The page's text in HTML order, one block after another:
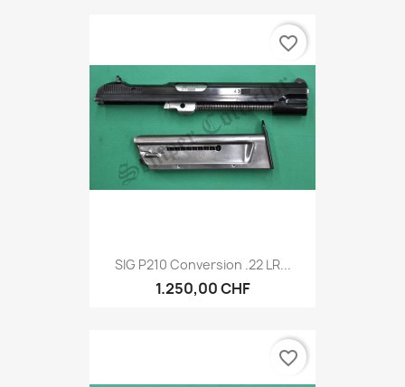
SIG P210 Conversion .22 LR...
1.250,00 CHF
favorite_border
favorite_border